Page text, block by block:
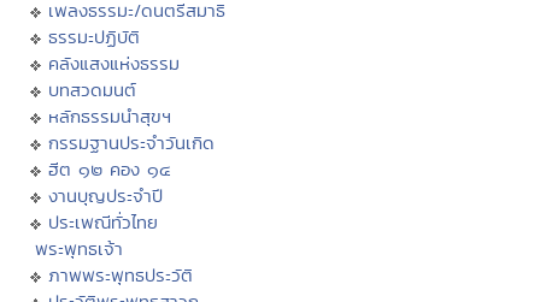
เพลงธรรมะ/ดนตรีสมาธิ
ธรรมะปฏิบัติ
คลังแสงแห่งธรรม
บทสวดมนต์
หลักธรรมนำสุขฯ
กรรมฐานประจำวันเกิด
ฮีต ๑๒ คอง ๑๔
งานบุญประจำปี
ประเพณีทั่วไทย
พระพุทธเจ้า
ภาพพระพุทธประวัติ